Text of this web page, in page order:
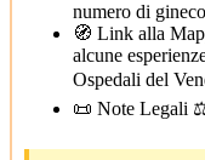
numero di
🧭 Link alla
alcune
Ospedali del
📜 Note Legali